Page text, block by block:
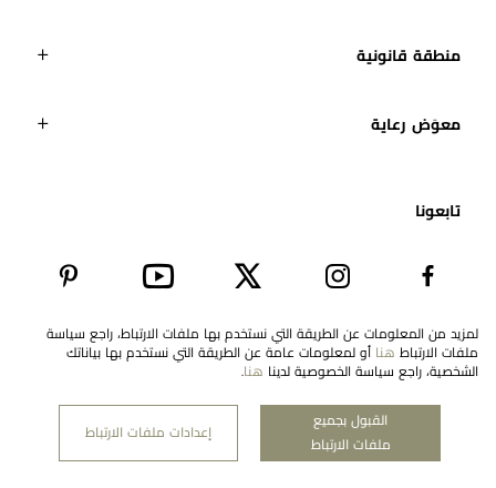
منطقة قانونية
معوَض رعاية
تابعونا​
United Arab Emirates
EN
حقوق النشر لمعوّض
لمزيد من المعلومات عن الطريقة التي نستخدم بها ملفات الارتباط، راجع سياسة
ملفات الارتباط هنا
أو لمعلومات عامة عن الطريقة التي نستخدم بها بياناتك
الشخصية، راجع سياسة الخصوصية لدينا هنا.
القبول بجميع
ملفات الارتباط
إعدادات ملفات الارتباط